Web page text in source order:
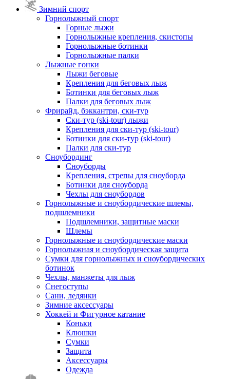
Зимний спорт
Горнолыжный спорт
Горные лыжи
Горнолыжные крепления, скистопы
Горнолыжные ботинки
Горнолыжные палки
Лыжные гонки
Лыжи беговые
Крепления для беговых лыж
Ботинки для беговых лыж
Палки для беговых лыж
Фрирайд, бэккантри, ски-тур
Ски-тур (ski-tour) лыжи
Крепления для ски-тур (ski-tour)
Ботинки для ски-тур (ski-tour)
Палки для ски-тур
Сноубординг
Сноуборды
Крепления, стрепы для сноуборда
Ботинки для сноуборда
Чехлы для сноубордов
Горнолыжные и сноубордические шлемы,
подшлемники
Подшлемники, защитные маски
Шлемы
Горнолыжные и сноубордические маски
Горнолыжная и сноубордическая защита
Сумки для горнолыжных и сноубордических
ботинок
Чехлы, манжеты для лыж
Снегоступы
Сани, ледянки
Зимние аксессуары
Хоккей и Фигурное катание
Коньки
Клюшки
Сумки
Защита
Аксессуары
Одежда